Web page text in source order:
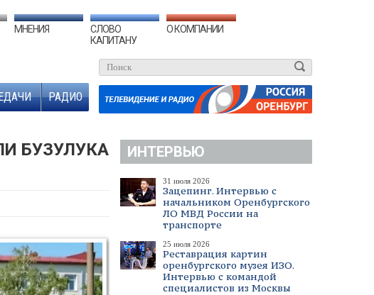
МНЕНИЯ
СЛОВО
КАПИТАНУ
О КОМПАНИИ
РАДИО
ИНТЕРВЬЮ
31 июля 2026
Зацепинг. Интервью с
начальником Оренбургского
ЛО МВД России на
транспорте
25 июля 2026
Реставрация картин
оренбургского музея ИЗО.
Интервью с командой
специалистов из Москвы
БУЗУЛУКА